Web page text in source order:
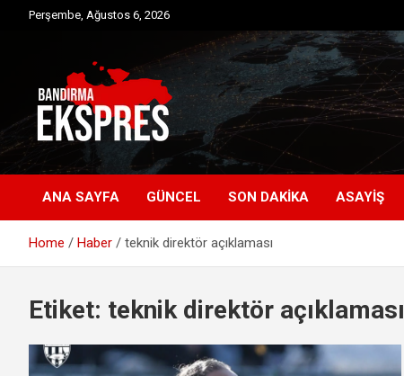
Perşembe, Ağustos 6, 2026
Bandırma Ekspres
Bandırma'dan güncel haberler
ANA SAYFA GÜNCEL SON DAKIKA ASAYIŞ
Home Haber teknik direktör açıklaması
Etiket: teknik direktör açıklaması